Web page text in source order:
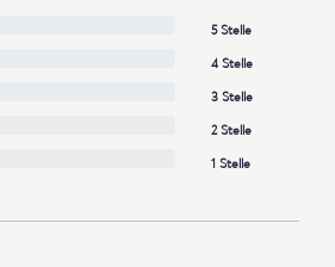
5 Stelle
4 Stelle
3 Stelle
2 Stelle
1 Stelle